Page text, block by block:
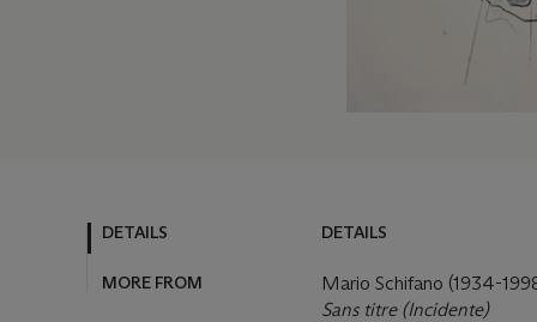
DETAILS
MORE FROM
DETAILS
Mario Schifano (1934-
Sans titre (Incidente)